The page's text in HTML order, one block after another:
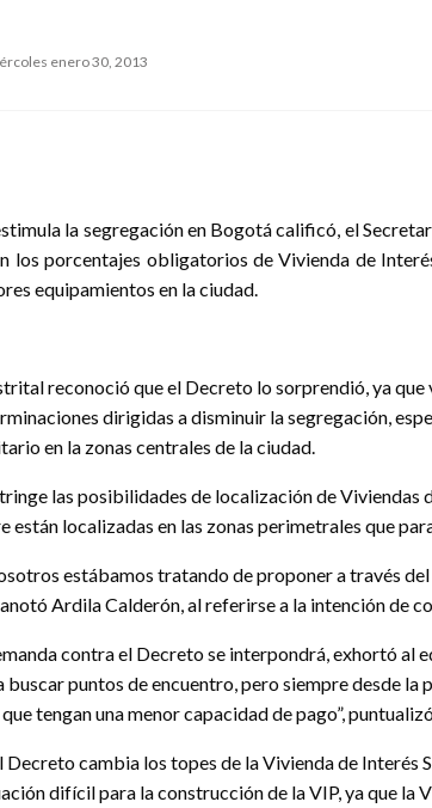
enero 30, 2013
la segregación en Bogotá calificó, el
los porcentajes obligatorios de Vivienda de
equipamientos en la ciudad.
reconoció que el Decreto lo sorprendió, ya
dirigidas a disminuir la segregación,
en la zonas centrales de la ciudad.
las posibilidades de localización de Viviendas
están localizadas en las zonas perimetrales que
estábamos tratando de proponer a través
Ardila Calderón, al referirse a la intención
contra el Decreto se interpondrá, exhortó
buscar puntos de encuentro, pero siempre desde
tengan una menor capacidad de pago”,
cambia los topes de la Vivienda de Interés
difícil para la construcción de la VIP, ya que la